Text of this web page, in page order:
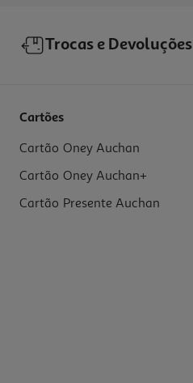
Trocas e Devoluções
Cartões
Cartão Oney Auchan
Cartão Oney Auchan+
Cartão Presente Auchan